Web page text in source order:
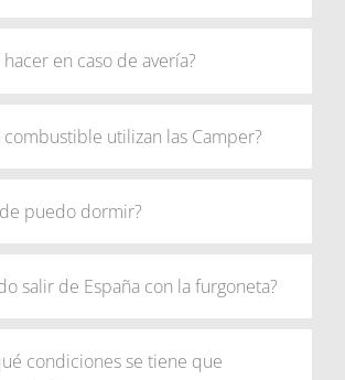
hacer en caso de avería?
combustible utilizan las Camper?
puedo dormir?
salir de España con la furgoneta?
condiciones se tiene que